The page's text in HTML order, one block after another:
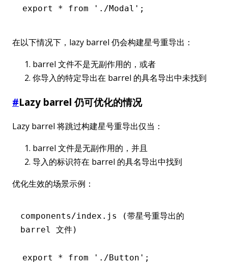
export
* from './Modal' ;
在以下情况下，lazy barrel 仍会构建星号重导出：
barrel 文件不是无副作用的，或者
你导入的特定导出在 barrel 的具名导出中未找到
#Lazy barrel 仍可优化的情况
Lazy barrel 将跳过构建星号重导出仅当：
barrel 文件是无副作用的，并且
导入的标识符在 barrel 的具名导出中找到
优化生效的场景示例：
components/index.js (带星号重导出的
barrel 文件)
export * from './Button' ;